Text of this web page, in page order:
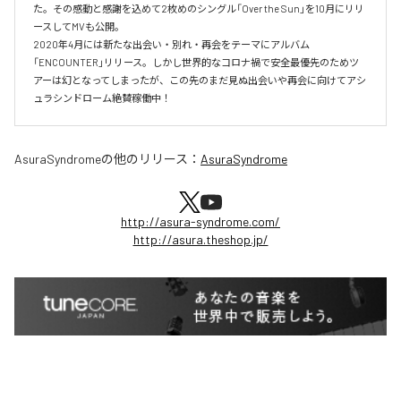
た。その感動と感謝を込めて2枚めのシングル「Over the Sun」を10月にリリ
ースしてMVも公開。
2020年4月には新たな出会い・別れ・再会をテーマにアルバム
「ENCOUNTER」リリース。しかし世界的なコロナ禍で安全最優先のためツ
アーは幻となってしまったが、この先のまだ見ぬ出会いや再会に向けてアシ
ュラシンドローム絶賛稼働中！
AsuraSyndromeの他のリリース： AsuraSyndrome
http://asura-syndrome.com/
http://asura.theshop.jp/